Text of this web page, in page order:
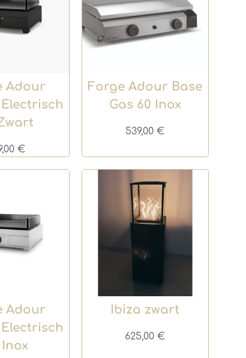
Adour
€
Forge Adour Base
Gas 60 Inox
539,00€
Adour
Ibiza zwart
625,00€